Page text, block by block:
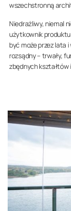
wszechstronną
Niedrażliwy, niemal
użytkownik produktu
być może przez lata
rozsądny – trwały,
zbędnych kształtów